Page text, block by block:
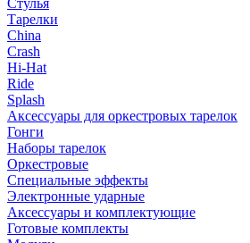
Стулья
Тарелки
China
Crash
Hi-Hat
Ride
Splash
Аксессуары для оркестровых тарелок
Гонги
Наборы тарелок
Оркестровые
Специальные эффекты
Электронные ударные
Аксессуары и комплектующие
Готовые комплекты